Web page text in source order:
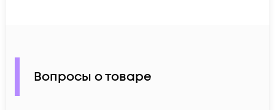
Вопросы о товаре